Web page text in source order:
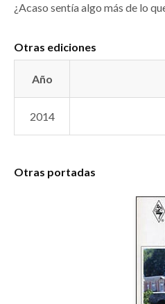
¿Acaso sentía algo más de lo
Otras ediciones
Año
2014
Otras portadas